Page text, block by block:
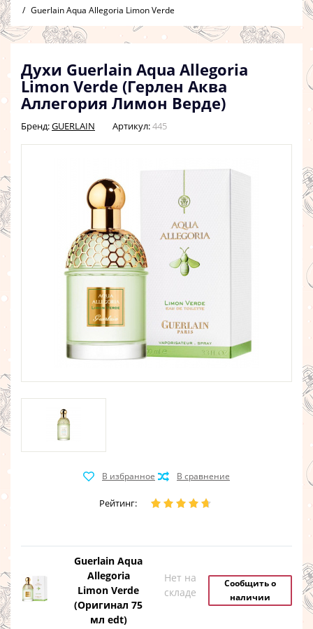
Guerlain Aqua Allegoria Limon Verde
Духи Guerlain Aqua Allegoria
Limon Verde (Герлен Аква
Аллегория Лимон Верде)
Бренд:GUERLAIN Артикул:445
Рейтинг:
Guerlain Aqua
Allegoria
Limon Verde
(Оригинал 75
мл edt)
Нет на
складе
Сообщить о
наличии